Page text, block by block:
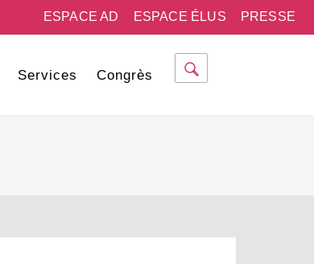
PRESSE
ESPACE ÉLUS
ESPACE AD
Services Congrès